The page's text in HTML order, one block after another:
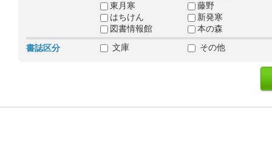
東月寒
藤野
はちけん
新発寒
図書情報館
本の森
書誌区分
文庫 その他